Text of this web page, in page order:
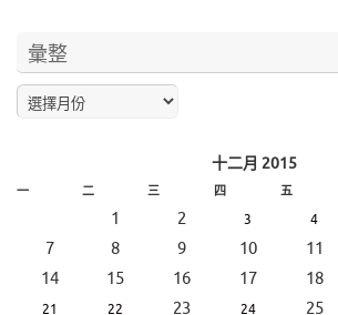
彙整
十二月 2015
一 二 三 四 五
1 2 3 4
7 8 9 10 11
14
15 16 17 18
21
22 23 24 25